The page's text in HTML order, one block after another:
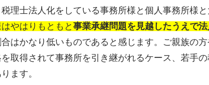
理士法人化をしている事務所様と個人事務所様
やはりもともと 事業承継問題を見越したうえで
はかなり低いものであると感じます。ご親族の
取得されて事務所を引き継がれるケース、若手
ます。